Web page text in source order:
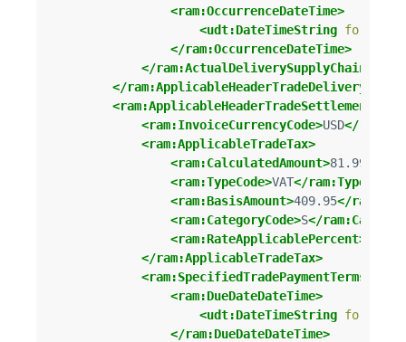
<ram:OccurrenceDateTime>
<udt:DateTimeString format=
</ram:OccurrenceDateTime>
</
</ram:ApplicableHeaderTradeDelivery>
<ram:ApplicableHeaderTradeSettlement>
<ram:InvoiceCurrencyCode>USD</
<ram:ApplicableTradeTax>
<ram:CalculatedAmount>81.99
<ram:TypeCode>VAT</ram:TypeCode>
<ram:BasisAmount>409.95</
<ram:CategoryCode>S</
<ram:RateApplicablePercent>
</ram:ApplicableTradeTax>
<ram:SpecifiedTradePaymentTerms>
<ram:DueDateDateTime>
<udt:DateTimeString format=
</ram:DueDateDateTime>